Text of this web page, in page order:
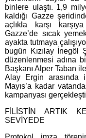
binlere ulaştı. 1,9
kaldığı Gazze
açlıkla karşı karşıya
Gazze’de sıcak
ayakta tutmaya
bugün Kızılay İnegöl
düzenlenmesi adına
Başkanı Alper Taban
Alay Ergin arasında
Mayıs’a kadar
kampanyası
FİLİSTİN ARTIK
SEVİYEDE